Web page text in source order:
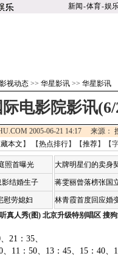
新闻-体育-娱
影视动态 >> 华星影讯 >> 华星影讯
电影院影讯(6/
2005-06-21 14:17 来源：
本文 】 【热点排行】【推荐】【
照首曝光
结婚生子
慰劳媳妇
大牌明星们的卖身
蒋雯丽曾落榜张国
林青霞首度回应婚
真人秀(图) 北京升级特别唱区 搜
21：35、
：50、13：45、15：40、